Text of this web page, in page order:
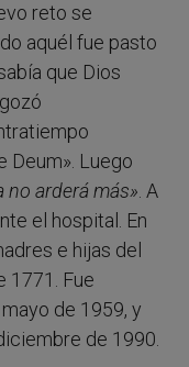
reto se
aquél fue pasto
que Dios
Deum». Luego
no arderá más». A
el hospital. En
e hijas del
1771. Fue
de 1959, y
de 1990.